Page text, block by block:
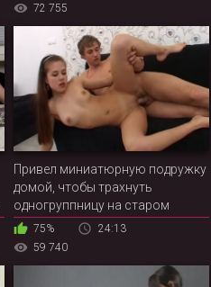
72 755
Привел миниатюрную подружку
домой, чтобы трахнуть
одногруппницу на старом
диване
75%
24:13
59 740